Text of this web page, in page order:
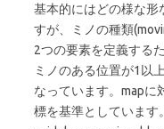
基本的にはどの様な形
すが、ミノの種類
2つの要素を定義する
ミノのある位置が1以
なっています。mapに
標を基準としています。